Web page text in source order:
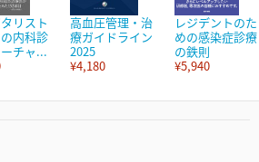
リスト
内科診
チャ...
高血圧管理・治
療ガイドライン
2025
¥4,180
レジデントのた
めの感染症診療
の鉄則
¥5,940